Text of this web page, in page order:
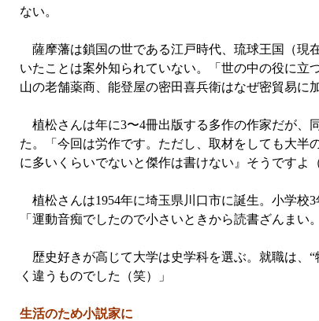
ない。
薩摩藩は鎖国の世である江戸時代、琉球王国（現
いたことは案外知られていない。「世の中の役に立
山の老舗薬商、能登屋の密田喜兵衛はなぜ密貿易に
植松さんは年に3〜4冊出版する多作の作家だが、
た。「今回は労作です。ただし、取材をしても大半
に多いくらいでないと傑作は書けない』そうですよ
植松さんは1954年に埼玉県川口市に誕生。小学校
「運動音痴でしたので小さいときから読書ざんまい
歴史好きが高じて大学は史学科を選ぶ。就職は、
く違うものでした（笑）」
生活のため小説家に